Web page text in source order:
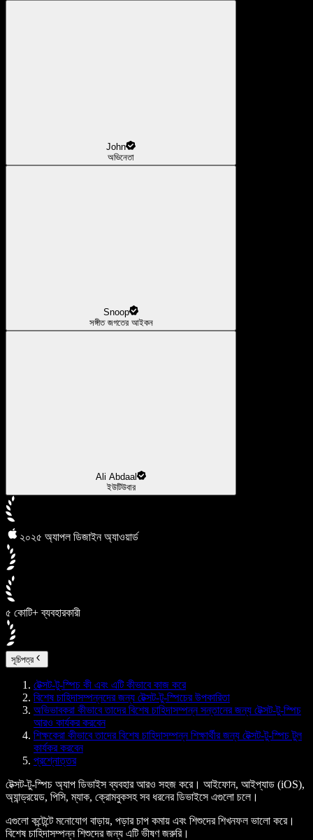
John
অভিনেতা
Snoop
সঙ্গীত জগতের আইকন
Ali Abdaal
ইউটিউবার
২০২৫ অ্যাপল ডিজাইন অ্যাওয়ার্ড
৫ কোটি+ ব্যবহারকারী
সূচিপত্র
টেক্সট-টু-স্পিচ কী এবং এটি কীভাবে কাজ করে
বিশেষ চাহিদাসম্পন্নদের জন্য টেক্সট-টু-স্পিচের উপকারিতা
অভিভাবকরা কীভাবে তাদের বিশেষ চাহিদাসম্পন্ন সন্তানের জন্য টেক্সট-টু-স্পিচ
আরও কার্যকর করবেন
শিক্ষকেরা কীভাবে তাদের বিশেষ চাহিদাসম্পন্ন শিক্ষার্থীর জন্য টেক্সট-টু-স্পিচ টুল
কার্যকর করবেন
প্রশ্নোত্তর
টেক্সট-টু-স্পিচ অ্যাপ ডিভাইস ব্যবহার আরও সহজ করে। আইফোন, আইপ্যাড (iOS),
অ্যান্ড্রয়েড, পিসি, ম্যাক, ক্রোমবুকসহ সব ধরনের ডিভাইসে এগুলো চলে।
এগুলো কন্টেন্টে মনোযোগ বাড়ায়, পড়ার চাপ কমায় এবং শিশুদের শিখনফল ভালো করে।
বিশেষ চাহিদাসম্পন্ন শিশুদের জন্য এটি ভীষণ জরুরি।